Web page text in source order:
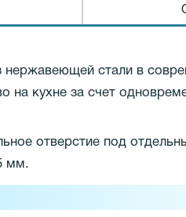
нержавеющей стали в
кухне за счет
отверстие под
мм.